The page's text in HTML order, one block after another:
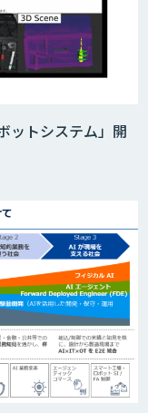
ューション
「Safe AI
ーションkizkia-
ットシステム」開